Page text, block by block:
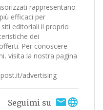
rappresentano
efficaci per
editoriali il proprio
dei
Per conoscere
visita la nostra pagina
advertising
Seguimi su